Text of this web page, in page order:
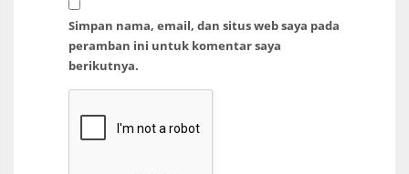
Simpan nama, email, dan situs web saya pada
peramban ini untuk komentar saya
berikutnya.